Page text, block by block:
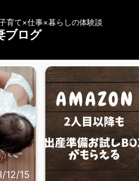
育て×仕事×暮らしの体験談
ブログ
2023/12/14